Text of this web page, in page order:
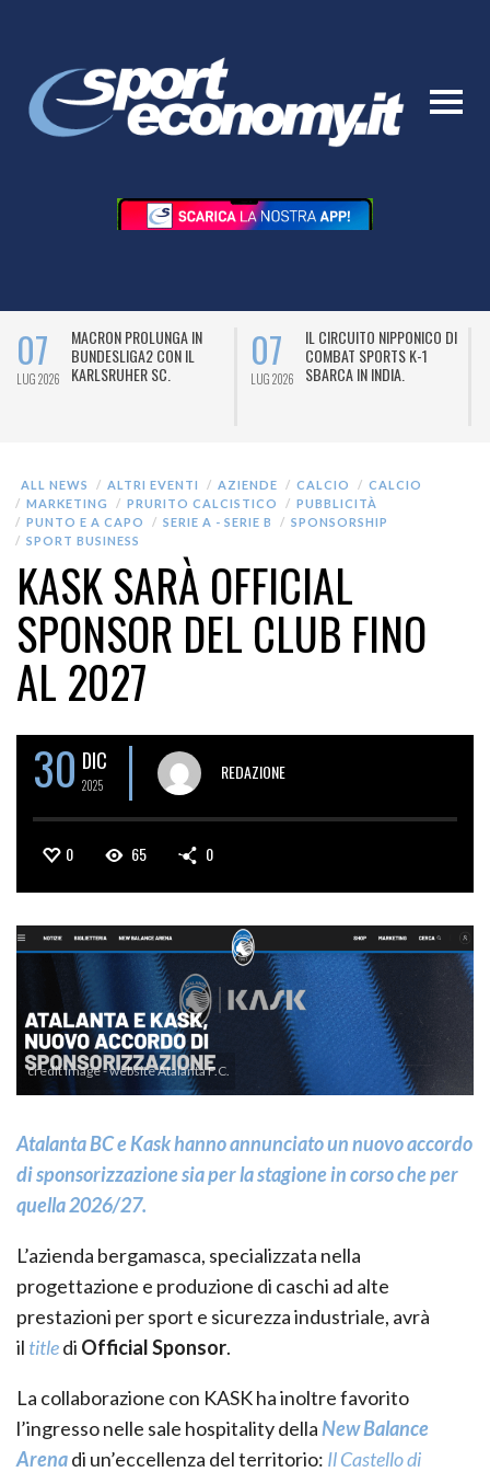
07
LUG 2026
MACRON PROLUNGA IN
BUNDESLIGA2 CON IL
KARLSRUHER SC.
07
LUG 2026
IL CIRCUITO NIPPONICO DI
COMBAT SPORTS K-1
SBARCA IN INDIA.
ALL NEWS ALTRI EVENTI AZIENDE CALCIO
CALCIO
MARKETING
PRURITO CALCISTICO
PUBBLICITÀ
PUNTO E A CAPO
SERIE A - SERIE B
SPONSORSHIP
SPORT BUSINESS
KASK SARÀ OFFICIAL
SPONSOR DEL CLUB FINO
AL 2027
30 DIC
2025
REDAZIONE
0 65 0
credit image - website Atalanta F.C.
Atalanta BC e Kask hanno annunciato un nuovo accordo
di sponsorizzazione sia per la stagione in corso che per
quella 2026/27.
L’azienda bergamasca, specializzata nella
progettazione e produzione di caschi ad alte
prestazioni per sport e sicurezza industriale, avrà
il titledi Official Sponsor.
La collaborazione con KASK ha inoltre favorito
l’ingresso nelle sale hospitality dellaNew Balance
Arenadi un’eccellenza del territorio: Il Castello di